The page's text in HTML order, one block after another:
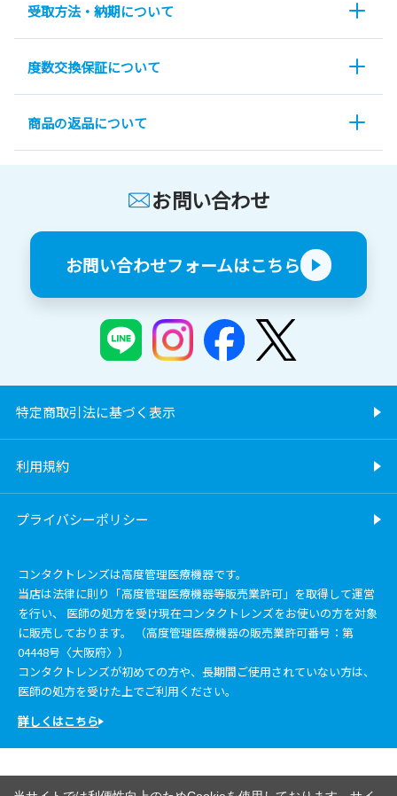
受取方法・納期について
度数交換保証について
商品の返品について
お問い合わせ
お問い合わせフォームはこちら
特定商取引法に基づく表示
利用規約
プライバシーポリシー
コンタクトレンズは高度管理医療機器です。
当店は法律に則り「高度管理医療機器等販売業許可」を取得して運営
を行い、 医師の処方を受け現在コンタクトレンズをお使いの方を対象
に販売しております。 （高度管理医療機器の販売業許可番号：第
04448号〈大阪府〉）
コンタクトレンズが初めての方や、長期間ご使用されていない方は、
医師の処方を受けた上でご利用ください。
詳しくはこちら